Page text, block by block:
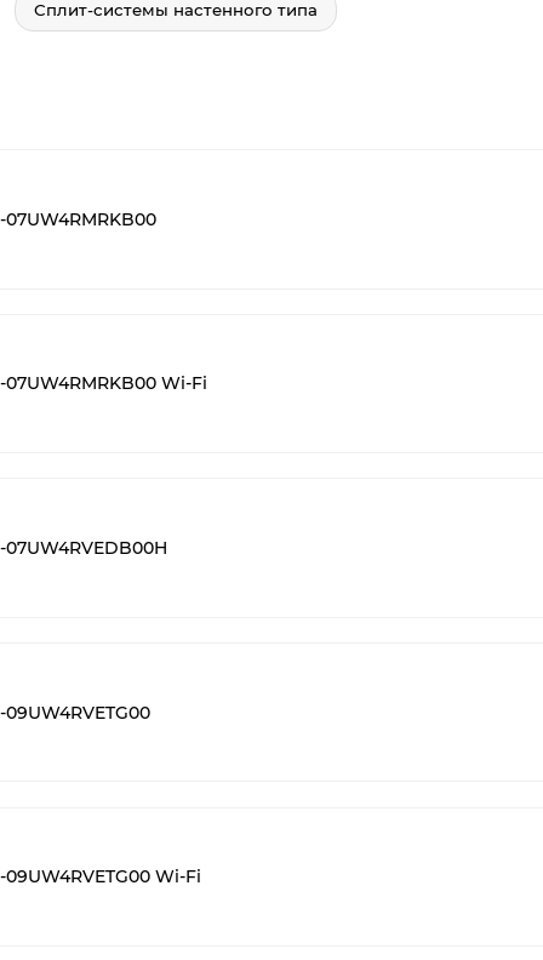
Сплит-системы настенного типа
Wi-Fi
Wi-Fi